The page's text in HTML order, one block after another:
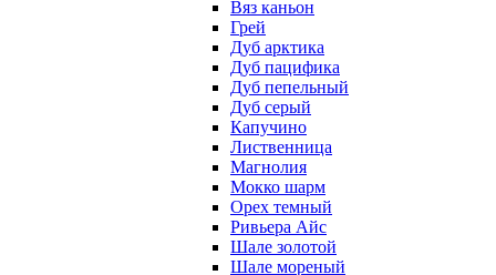
Вяз каньон
Грей
Дуб арктика
Дуб пацифика
Дуб пепельный
Дуб серый
Капучино
Лиственница
Магнолия
Мокко шарм
Орех темный
Ривьера Айс
Шале золотой
Шале мореный